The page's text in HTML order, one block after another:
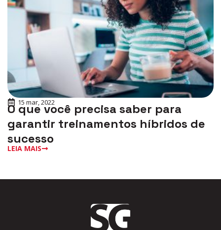
15 mar, 2022
O que você precisa saber para
garantir treinamentos híbridos de
sucesso
LEIA MAIS